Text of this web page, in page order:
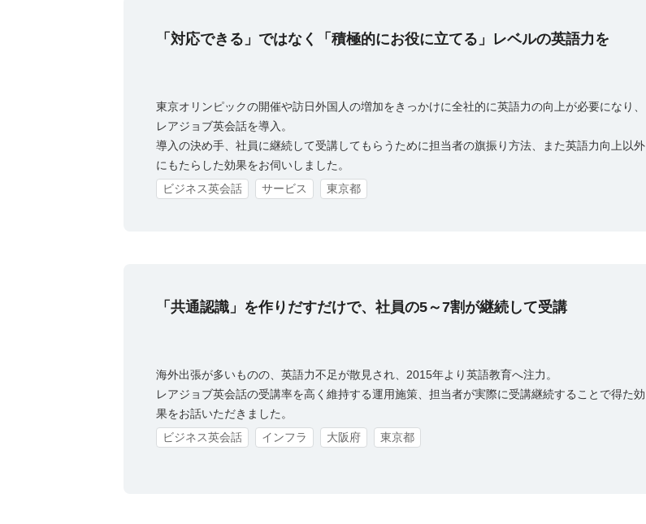
「対応できる」ではなく「積極的にお役に立てる」レベルの英語力を
東京オリンピックの開催や訪日外国人の増加をきっかけに全社的に英語力の向上が必要になり、
レアジョブ英会話を導入。
導入の決め手、社員に継続して受講してもらうために担当者の旗振り方法、また英語力向上以外
にもたらした効果をお伺いしました。
ビジネス英会話
サービス 東京都
「共通認識」を作りだすだけで、社員の5～7割が継続して受講
海外出張が多いものの、英語力不足が散見され、2015年より英語教育へ注力。
レアジョブ英会話の受講率を高く維持する運用施策、担当者が実際に受講継続することで得た効
果をお話いただきました。
ビジネス英会話
インフラ 大阪府 東京都